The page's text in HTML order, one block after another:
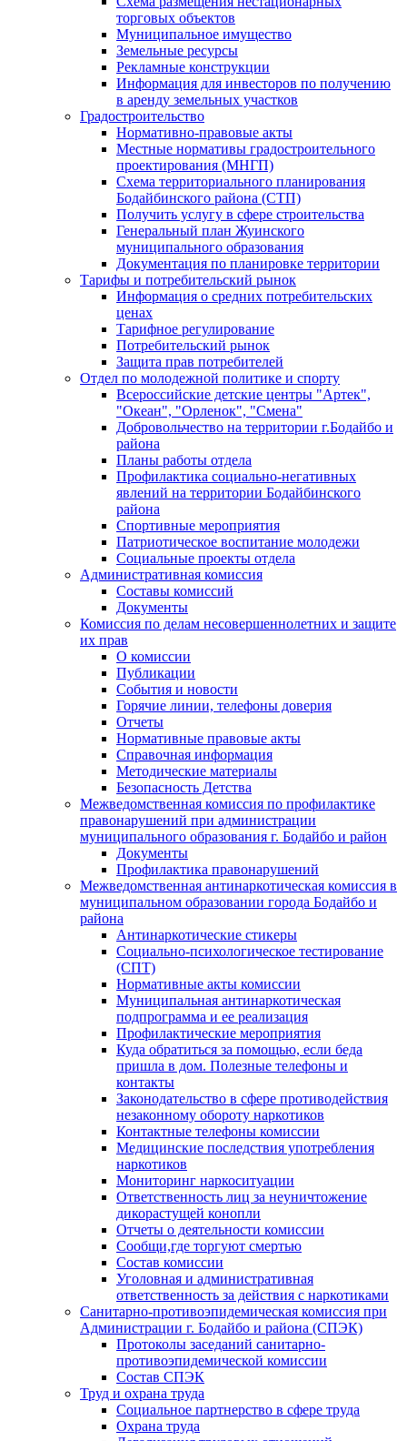
торговых объектов
Муниципальное имущество
Земельные ресурсы
Рекламные конструкции
Информация для инвесторов по получению
в аренду земельных участков
Градостроительство
Нормативно-правовые акты
Местные нормативы градостроительного
проектирования (МНГП)
Схема территориального планирования
Бодайбинского района (СТП)
Получить услугу в сфере строительства
Генеральный план Жуинского
муниципального образования
Документация по планировке территории
Тарифы и потребительский рынок
Информация о средних потребительских
ценах
Тарифное регулирование
Потребительский рынок
Защита прав потребителей
Отдел по молодежной политике и спорту
Всероссийские детские центры "Артек",
"Океан", "Орленок", "Смена"
Добровольчество на территории г.Бодайбо и
района
Планы работы отдела
Профилактика социально-негативных
явлений на территории Бодайбинского
района
Спортивные мероприятия
Патриотическое воспитание молодежи
Социальные проекты отдела
Административная комиссия
Составы комиссий
Документы
Комиссия по делам несовершеннолетних и защите
их прав
О комиссии
Публикации
События и новости
Горячие линии, телефоны доверия
Отчеты
Нормативные правовые акты
Справочная информация
Методические материалы
Безопасность Детства
Межведомственная комиссия по профилактике
правонарушений при администрации
муниципального образования г. Бодайбо и район
Документы
Профилактика правонарушений
Межведомственная антинаркотическая комиссия в
муниципальном образовании города Бодайбо и
района
Антинаркотические стикеры
Социально-психологическое тестирование
(СПТ)
Нормативные акты комиссии
Муниципальная антинаркотическая
подпрограмма и ее реализация
Профилактические мероприятия
Куда обратиться за помощью, если беда
пришла в дом. Полезные телефоны и
контакты
Законодательство в сфере противодействия
незаконному обороту наркотиков
Контактные телефоны комиссии
Медицинские последствия употребления
наркотиков
Мониторинг наркоситуации
Ответственность лиц за неуничтожение
дикорастущей конопли
Отчеты о деятельности комиссии
Сообщи,где торгуют смертью
Состав комиссии
Уголовная и административная
ответственность за действия с наркотиками
Санитарно-противоэпидемическая комиссия при
Администрации г. Бодайбо и района (СПЭК)
Протоколы заседаний санитарно-
противоэпидемической комиссии
Состав СПЭК
Труд и охрана труда
Социальное партнерство в сфере труда
Охрана труда